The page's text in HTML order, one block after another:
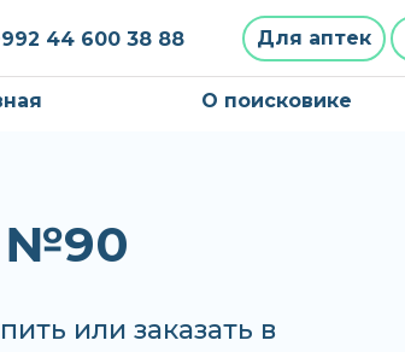
44 600 38 88 Для аптек
О поисковике
№90
или заказать в